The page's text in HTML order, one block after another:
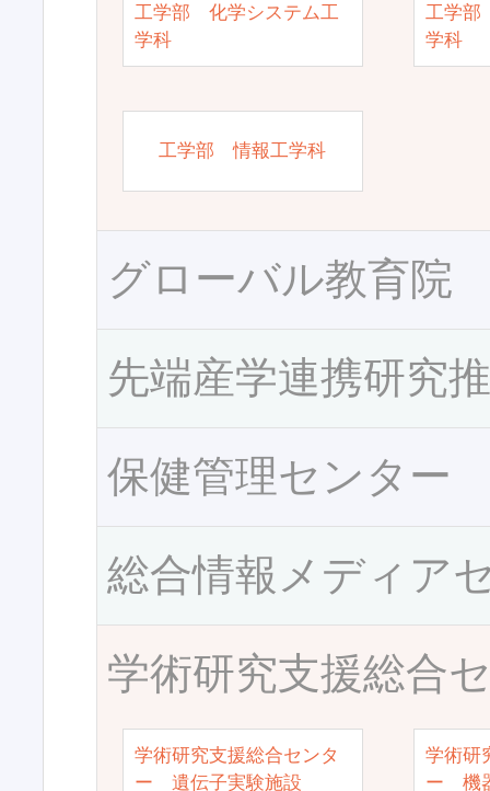
工学部 化学システム工
学科
工学部
学科
工学部 情報工学科
グローバル教育院
先端産学連携研究
保健管理センター
総合情報メディア
学術研究支援総合
学術研究支援総合センタ
ー 遺伝子実験施設
学術研
ー 機